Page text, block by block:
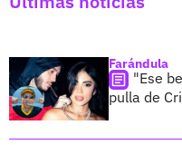
Farándula
"Ese
pulla de